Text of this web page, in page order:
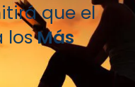
que el
losMás